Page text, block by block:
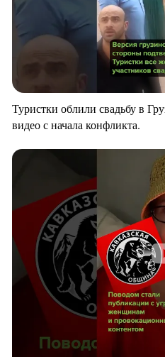
Туристки облили свадьбу в
видео с начала конфликта.